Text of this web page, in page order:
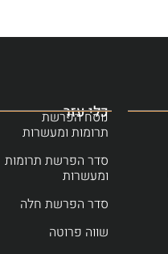
כלי עזר
נוסח הפרשת
תרומות ומעשרות
סדר הפרשת תרומות
ומעשרות
סדר הפרשת חלה
שווה פרוטה